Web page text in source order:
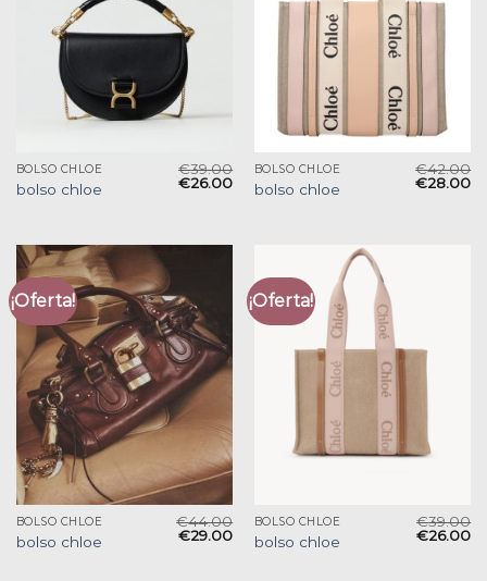
BOLSO CHLOE
bolso chloe
€39.00
€26.00
BOLSO CHLOE
bolso chloe
€42.00
€28.00
¡Oferta!
BOLSO CHLOE
bolso chloe
€44.00
€29.00
¡Oferta!
BOLSO CHLOE
bolso chloe
€39.00
€26.00